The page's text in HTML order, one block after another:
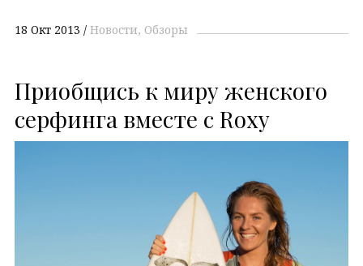
18 Окт 2013 Новости Обзоры
Приобщись к миру женского
серфинга вместе с Roxy